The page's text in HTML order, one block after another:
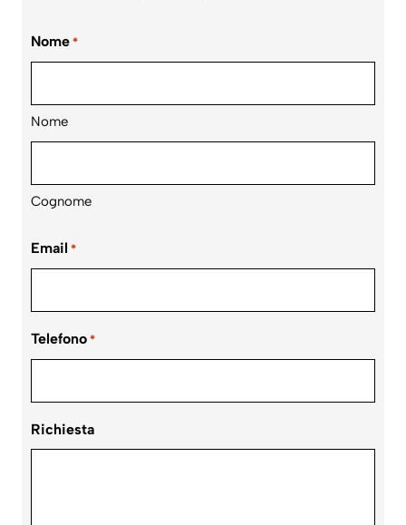
Nome *
Nome
Cognome
Email *
Telefono *
Richiesta